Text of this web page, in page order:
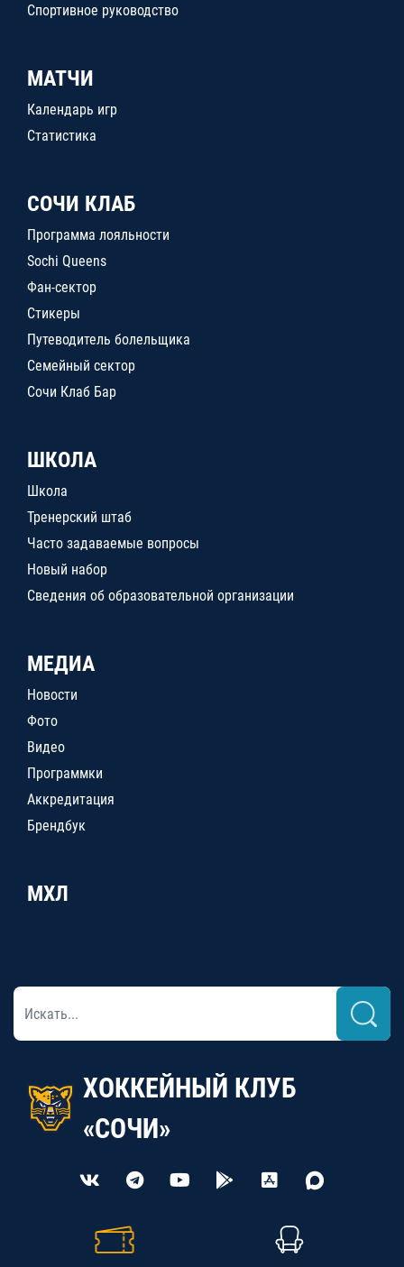
Спортивное руководство
МАТЧИ
Календарь игр
Статистика
СОЧИ КЛАБ
Программа лояльности
Sochi Queens
Фан-сектор
Стикеры
Путеводитель болельщика
Семейный сектор
Сочи Клаб Бар
ШКОЛА
Школа
Тренерский штаб
Часто задаваемые вопросы
Новый набор
Сведения об образовательной организации
МЕДИА
Новости
Фото
Видео
Программки
Аккредитация
Брендбук
МХЛ
ХОККЕЙНЫЙ КЛУБ
«СОЧИ»